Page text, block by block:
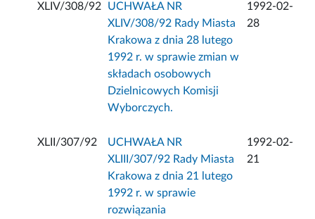
XLIV/308/92
UCHWAŁA NR
XLIV/308/92 Rady Miasta
Krakowa z dnia 28 lutego
1992 r. w sprawie zmian w
składach osobowych
Dzielnicowych Komisji
Wyborczych.
1992-02-
28
XLII/307/92
UCHWAŁA NR
XLIII/307/92 Rady Miasta
Krakowa z dnia 21 lutego
1992 r. w sprawie
rozwiązania
1992-02-
21